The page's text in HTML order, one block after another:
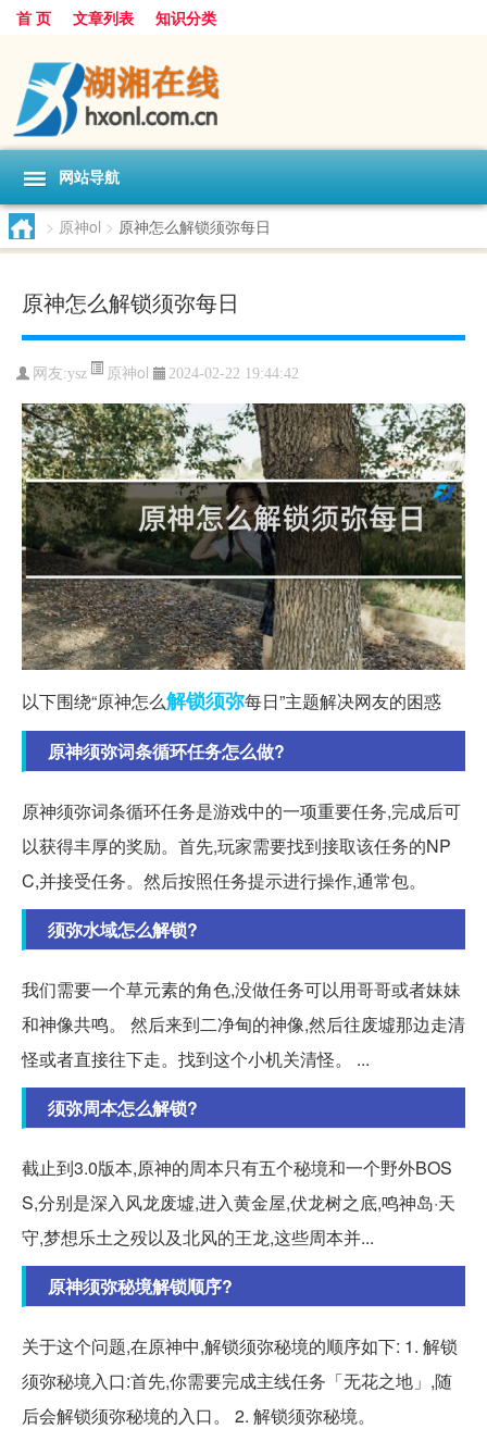
首 页 文章列表 知识分类
网站导航
> 原神ol > 原神怎么解锁须弥每日
原神怎么解锁须弥每日
网友:ysz 原神ol 2024-02-22 19:44:42
以下围绕“原神怎么解锁须弥每日”主题解决网友的困惑
原神须弥词条循环任务怎么做?
原神须弥词条循环任务是游戏中的一项重要任务,完成后可
以获得丰厚的奖励。首先,玩家需要找到接取该任务的NP
C,并接受任务。然后按照任务提示进行操作,通常包。
须弥水域怎么解锁?
我们需要一个草元素的角色,没做任务可以用哥哥或者妹妹
和神像共鸣。 然后来到二净甸的神像,然后往废墟那边走清
怪或者直接往下走。找到这个小机关清怪。 ...
须弥周本怎么解锁?
截止到3.0版本,原神的周本只有五个秘境和一个野外BOS
S,分别是深入风龙废墟,进入黄金屋,伏龙树之底,鸣神岛·天
守,梦想乐土之殁以及北风的王龙,这些周本并...
原神须弥秘境解锁顺序?
关于这个问题,在原神中,解锁须弥秘境的顺序如下: 1. 解锁
须弥秘境入口:首先,你需要完成主线任务「无花之地」,随
后会解锁须弥秘境的入口。 2. 解锁须弥秘境。